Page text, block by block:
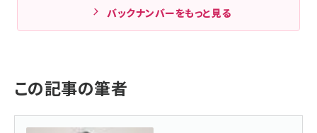
バックナンバーをもっと見る
この記事の筆者